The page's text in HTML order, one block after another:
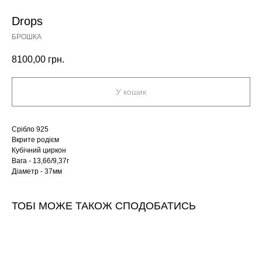
Drops
БРОШКА
8100,00 грн.
У кошик
Срібло 925
Вкрите родієм
Кубічний циркон
Вага - 13,66/9,37г
Діаметр - 37мм
ТОБІ МОЖЕ ТАКОЖ СПОДОБАТИСЬ